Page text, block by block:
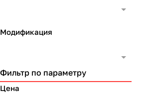
Модификация
Фильтр по параметру
Цена